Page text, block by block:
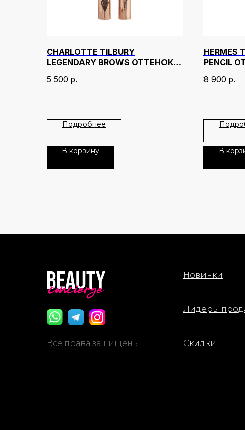
CHARLOTTE TILBURY
LEGENDARY BROWS ОТТЕНОК
5 500 р.
Подробнее
В корзину
HERMES
PENCIL
8 900 р.
В
Все права защищены
Новинки
Лидеры
Скидки